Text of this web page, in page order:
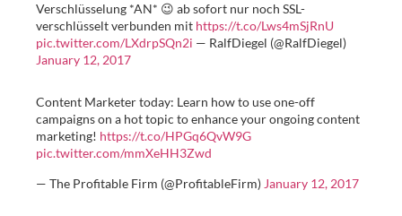
Verschlüsselung *AN* 😉 ab sofort nur noch SSL-
verschlüsselt verbunden mit https://t.co/Lws4mSjRnU
pic.twitter.com/LXdrpSQn2i — RalfDiegel (@RalfDiegel)
January 12, 2017
Content Marketer today: Learn how to use one-off
campaigns on a hot topic to enhance your ongoing content
marketing! https://t.co/HPGq6QvW9G
pic.twitter.com/mmXeHH3Zwd
— The Profitable Firm (@ProfitableFirm) January 12, 2017